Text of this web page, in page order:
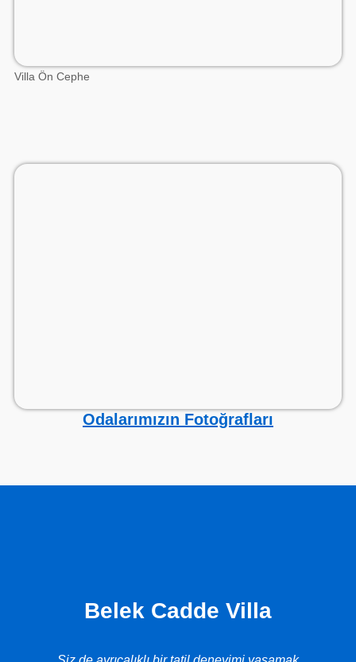
Villa Ön Cephe
Odalarımızın Fotoğrafları
Belek Cadde Villa